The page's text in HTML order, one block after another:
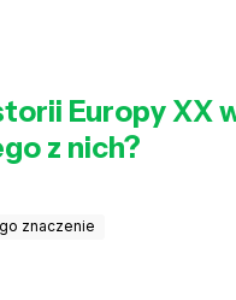
Europy XX
z nich?
znaczenie